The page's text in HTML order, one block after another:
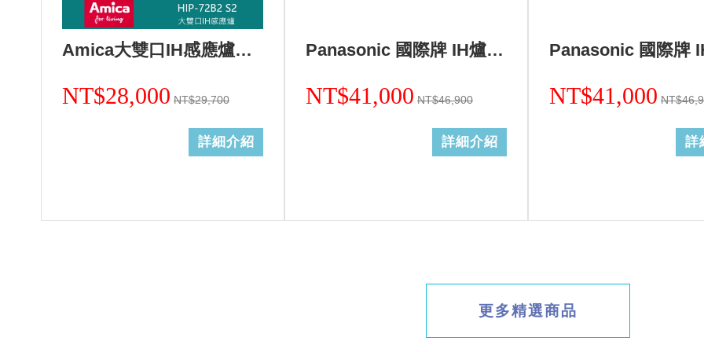
Amica大雙口IH感應爐HIP-72B2 S2/不含安裝
NT$28,000 NT$29,700
詳細介紹
Panasonic 國際牌 IH爐二口調理爐黑色KY-A1W70-K (無安裝)
NT$41,000 NT$46,900
詳細介紹
NT$41,000
詳
更多精選商品